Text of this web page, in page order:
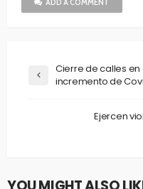
ADD A COMMENT
Cierre de calles en
incremento de
Ejercen